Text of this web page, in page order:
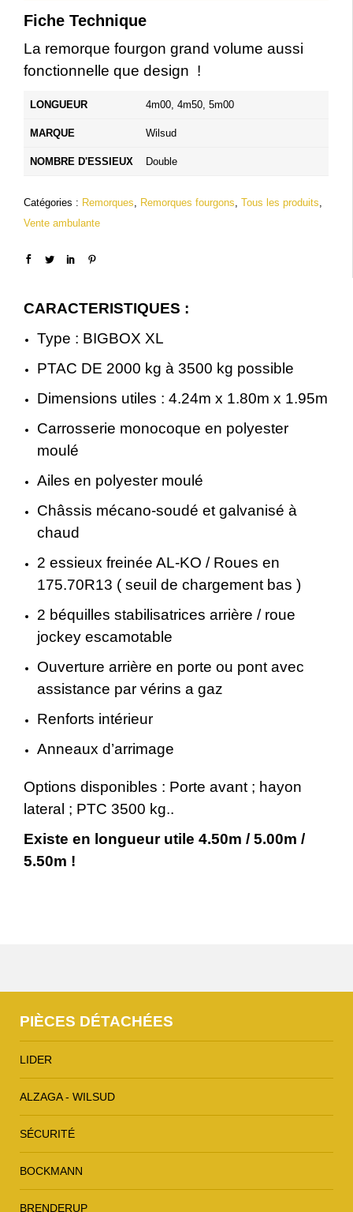
Fiche Technique
La remorque fourgon grand volume aussi
fonctionnelle que design !
LONGUEUR 4m00, 4m50, 5m00
MARQUE Wilsud
NOMBRE D'ESSIEUX Double
Catégories : Remorques Remorques fourgons Tous les produits
Vente ambulante
CARACTERISTIQUES :
Type : BIGBOX XL
PTAC DE 2000 kg à 3500 kg possible
Dimensions utiles : 4.24m x 1.80m x 1.95m
Carrosserie monocoque en polyester
moulé
Ailes en polyester moulé
Châssis mécano-soudé et galvanisé à
chaud
2 essieux freinée AL-KO / Roues en
175.70R13 ( seuil de chargement bas )
2 béquilles stabilisatrices arrière / roue
jockey escamotable
Ouverture arrière en porte ou pont avec
assistance par vérins a gaz
Renforts intérieur
Anneaux d’arrimage
Options disponibles : Porte avant ; hayon
lateral ; PTC 3500 kg..
Existe en longueur utile 4.50m / 5.00m /
5.50m !
PIÈCES DÉTACHÉES
LIDER
ALZAGA - WILSUD
SÉCURITÉ
BOCKMANN
BRENDERUP